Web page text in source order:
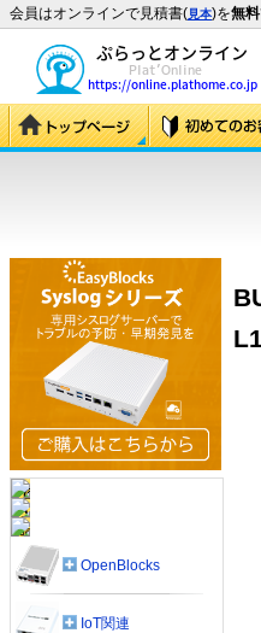
会員はオンラインで見積書(見本)を無
OpenBlocks
IoT関連